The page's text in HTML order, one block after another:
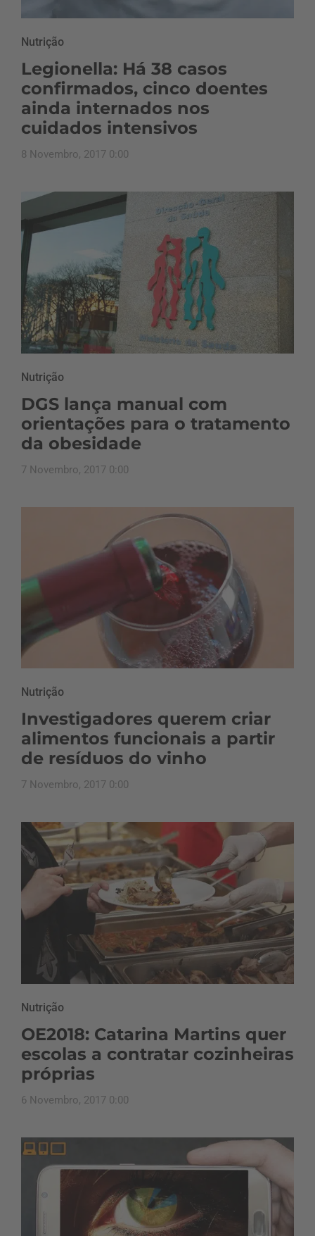
Nutrição
Legionella: Há 38 casos
confirmados, cinco doentes
ainda internados nos
cuidados intensivos
8 Novembro, 2017 0:00
Nutrição
DGS lança manual com
orientações para o tratamento
da obesidade
7 Novembro, 2017 0:00
Nutrição
Investigadores querem criar
alimentos funcionais a partir
de resíduos do vinho
7 Novembro, 2017 0:00
Nutrição
OE2018: Catarina Martins quer
escolas a contratar cozinheiras
próprias
6 Novembro, 2017 0:00